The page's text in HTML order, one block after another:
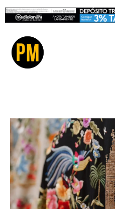
Economía
Empresas
Entrevistas
Expertos